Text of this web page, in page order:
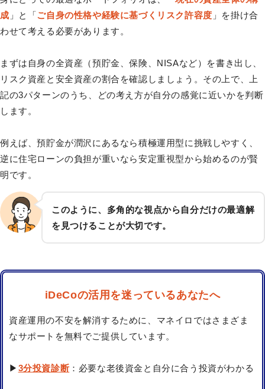
成 」と「ご自身の性格や経験に基づくリスク許容度 」を掛け合
わせて考える必要があります。
まずは自身の全資産（預貯金、保険、NISAなど）を書き出し、
リスク資産と安全資産の割合を確認しましょう。その上で、上
記の3パターンのうち、どの考え方が自分の感覚に近いかを判断
します。
例えば、預貯金が潤沢にあるなら積極運用型に挑戦しやすく、
逆に住宅ローンの負担が重いなら安定重視型から始めるのが賢
明です。
このように、多角的な視点から自分だけの最適解
を見つけることが大切です。
iDeCoの活用を迷っているあなたへ
資産運用の不安を解消するために、マネイロではさまざま
なサポートを無料でご提供しています。
▶ 3分投資診断：必要な老後資金と自分に合う投資がわかる